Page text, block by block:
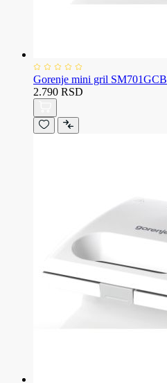
Gorenje mini gril SM701GCB
2.790 RSD